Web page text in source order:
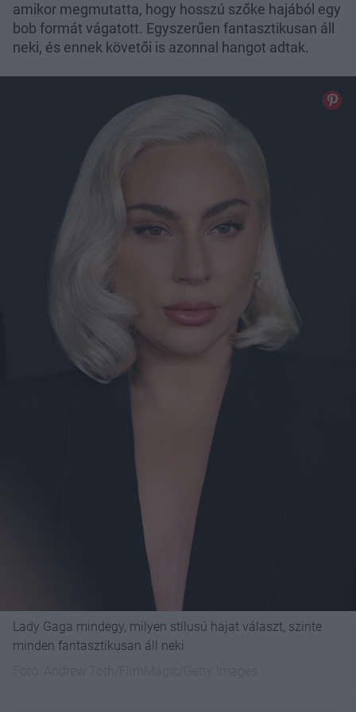
amikor megmutatta, hogy hosszú szőke hajából egy
bob formát vágatott. Egyszerűen fantasztikusan áll
neki, és ennek követői is azonnal hangot adtak.
Lady Gaga mindegy, milyen stílusú hajat választ, szinte
minden fantasztikusan áll neki